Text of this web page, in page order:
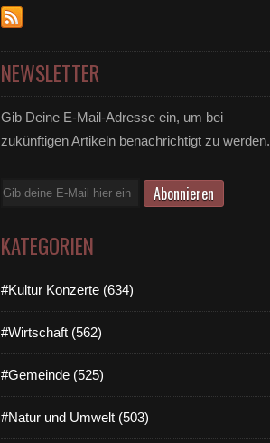
NEWSLETTER
Gib Deine E-Mail-Adresse ein, um bei
zukünftigen Artikeln benachrichtigt zu werden.
E-
KATEGORIEN
#Kultur Konzerte (634)
#Wirtschaft (562)
#Gemeinde (525)
#Natur und Umwelt (503)